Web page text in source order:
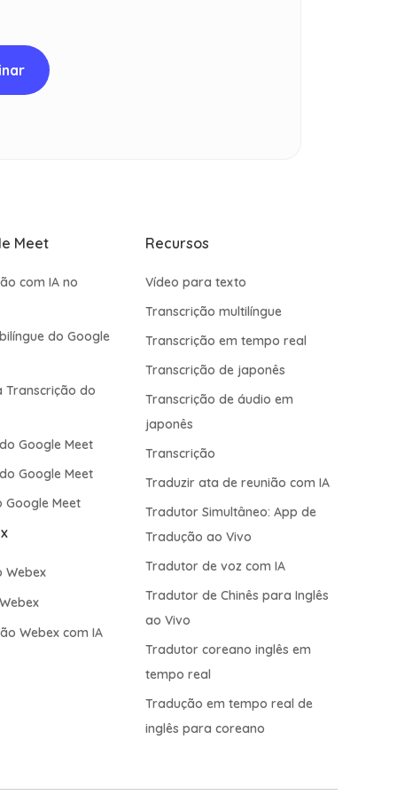
Meet
com IA no
do Google
Transcrição do
Google Meet
Google Meet
Google Meet
Webex
Webex com IA
Recursos
Vídeo para texto
Transcrição multilíngue
Transcrição em tempo real
Transcrição de japonês
Transcrição de áudio em
japonês
Transcrição
Traduzir ata de reunião com IA
Tradutor Simultâneo: App de
Tradução ao Vivo
Tradutor de voz com IA
Tradutor de Chinês para Inglês
ao Vivo
Tradutor coreano inglês em
tempo real
Tradução em tempo real de
inglês para coreano